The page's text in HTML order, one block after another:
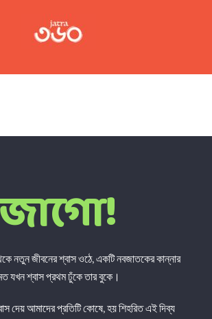
জাগো!
নতুন জীবনের শ্বাস ওঠে, একটি নবজাতকের কান্নার
যখন শ্বাস প্রথম ঢুঁকে তার বুকে।
দেয় আমাদের প্রতিটি কোষে, হয় শিহরিত এই দিব্য